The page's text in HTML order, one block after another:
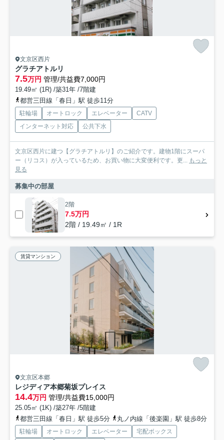
文京区西片
グラチアトルリ
7.5万円 管理/共益費7,000円
19.49㎡ (1R) /築31年 /7階建
都営三田線「春日」駅 徒歩11分
駐輪場 オートロック エレベーター
CATV
インターネット対応
公共下水
文京区西片に建つ【グラチアトルリ】のご紹介です。建物1階にスーパ
ー（リコス）が入っているため、お買い物に大変便利です。更...
もっと
見る
募集中の部屋
2階
7.5万円
2階 / 19.49㎡ / 1R
賃貸マンション
文京区本郷
レジディア本郷菊坂プレイス
14.4万円 管理/共益費15,000円
25.05㎡ (1K) /築27年 /5階建
都営三田線「春日」駅 徒歩5分
丸ノ内線「後楽園」駅 徒歩8分
駐輪場 オートロック エレベーター
宅配ボックス